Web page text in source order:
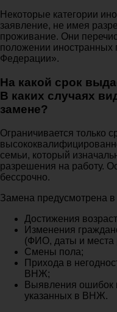
Некоторые категории
заявление, не имея
проживание. Они
положении иностранных
Федерации».
На какой срок
В каких случаях
замене?
Ограничивается только
семьи, который
разрешения на работу.
бессрочно.
Замена предусмотрена в
Достижения
Изменения
(ФИО, даты и места
Смены пола;
Прихода в
ВНЖ;
Выявления ошибок
указанных в ВНЖ.